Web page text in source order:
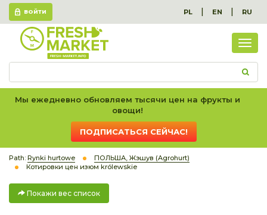
ВОЙТИ PL | EN | RU
вес
Мы ежедневно обновляем тысячи цен на фрукты и
овощи!
ПОДПИСАТЬСЯ СЕЙЧАС!
Path: Rynki hurtowe
ПОЛЬША, Жэшув (Agrohurt)
Котировки цен изюм królewskie
Покажи вес список